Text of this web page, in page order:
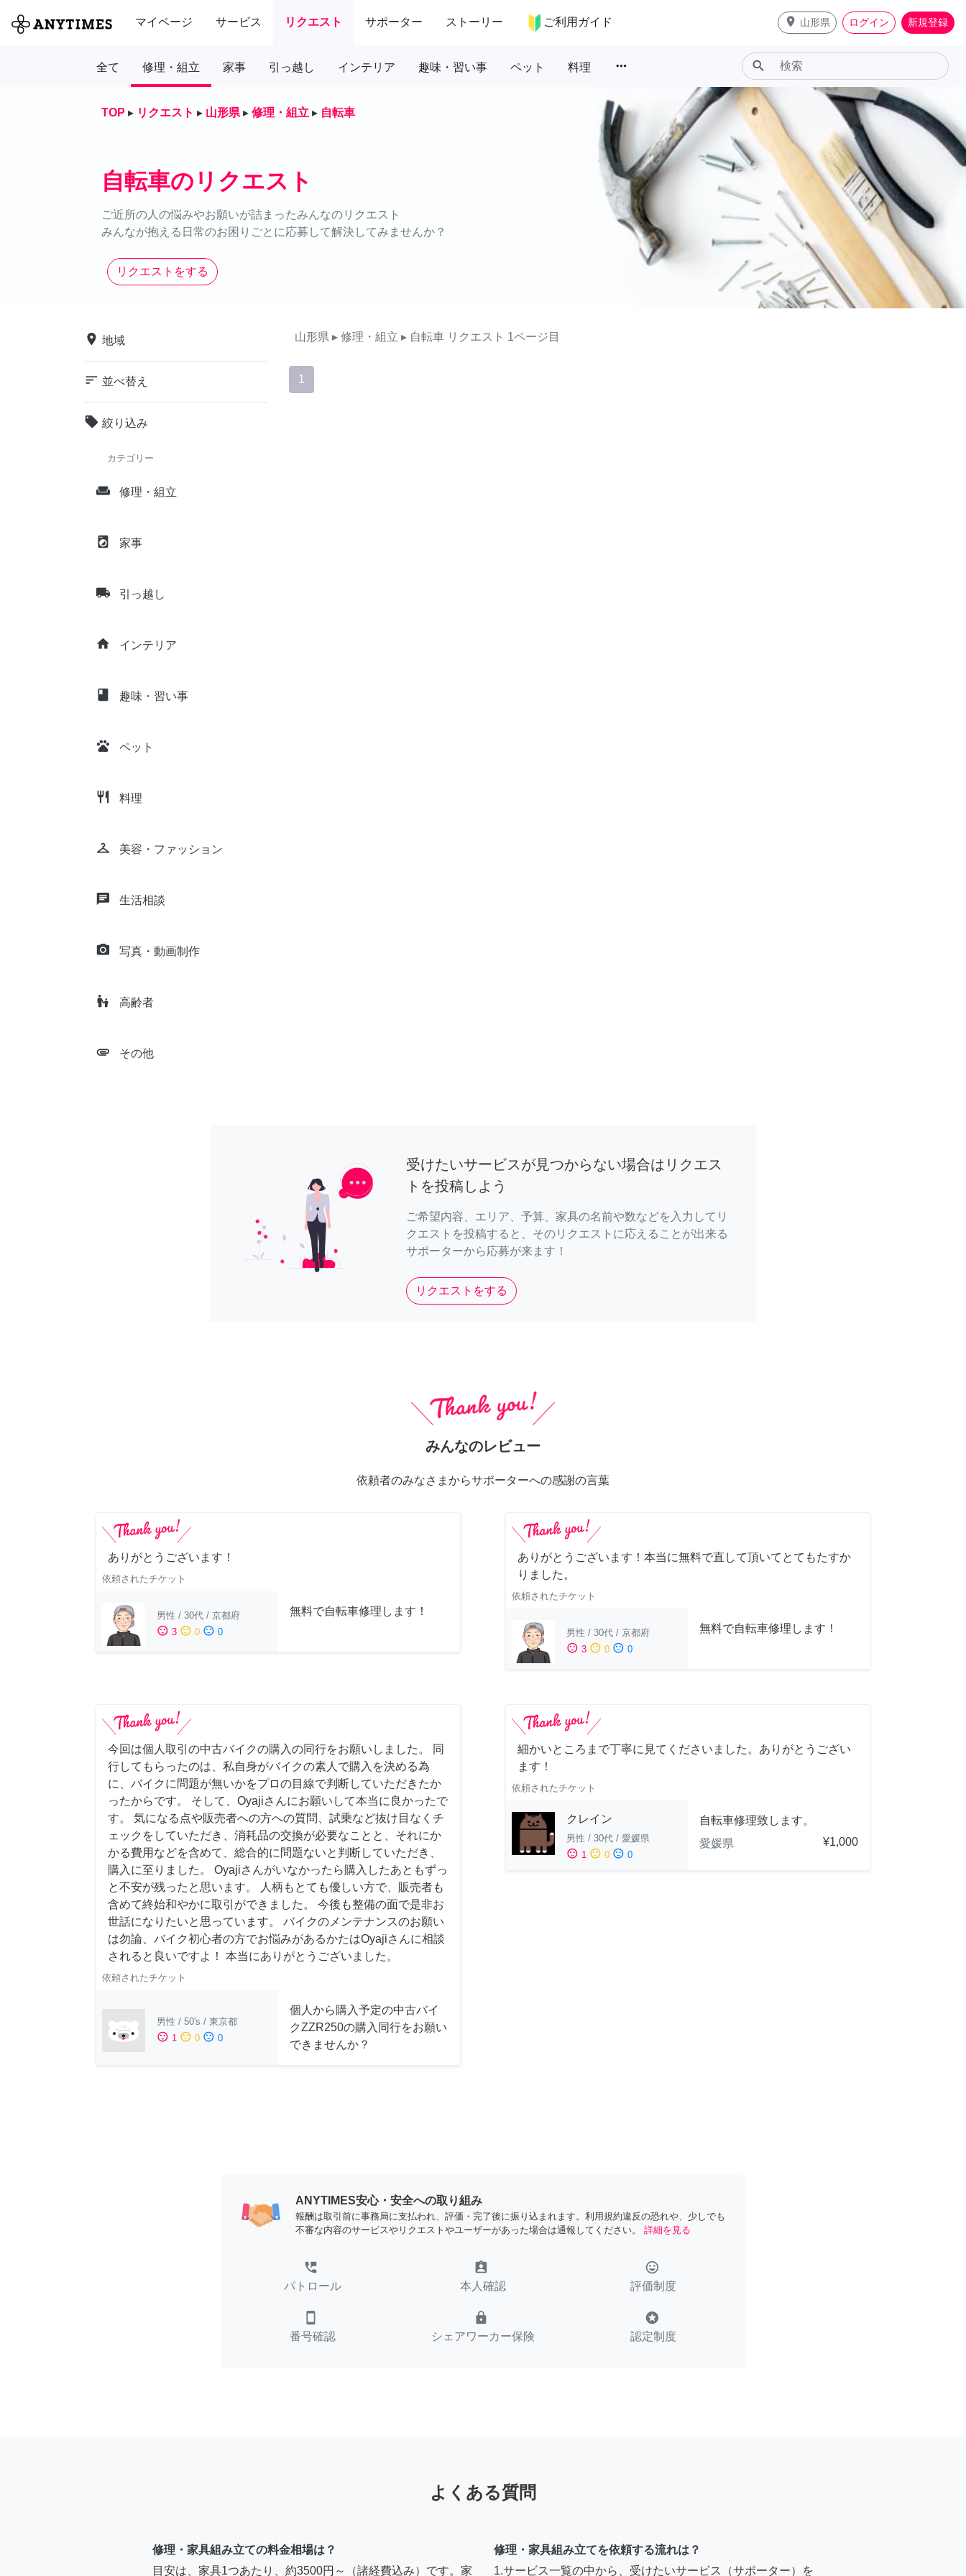
マイページ サービス リクエスト サポーター ストーリー ご利用ガイド place 山形県 ログイン 新規登録
全て 修理・組立 家事 引っ越し インテリア 趣味・習い事 ペット 料理 more_horiz search
TOP ▸ リクエスト ▸ 山形県 ▸ 修理・組立 ▸ 自転車
自転車のリクエスト
ご近所の人の悩みやお願いが詰まったみんなのリクエスト
みんなが抱える日常のお困りごとに応募して解決してみませんか？
リクエストをする
place 地域
sort 並べ替え
local_offer 絞り込み
カテゴリー
weekend 修理・組立
local_laundry_service 家事
local_shipping 引っ越し
home インテリア
class 趣味・習い事
pets ペット
restaurant 料理
checkroom 美容・ファッション
chat 生活相談
camera_alt 写真・動画制作
escalator_warning 高齢者
attachment その他
山形県 ▸ 修理・組立 ▸ 自転車 リクエスト 1ページ目
1
受けたいサービスが見つからない場合はリクエス
トを投稿しよう
ご希望内容、エリア、予算、家具の名前や数などを入力してリ
クエストを投稿すると、そのリクエストに応えることが出来る
サポーターから応募が来ます！
リクエストをする
みんなのレビュー
依頼者のみなさまからサポーターへの感謝の言葉
ありがとうございます！
依頼されたチケット
男性 / 30代 / 京都府
sentiment_satisfied 3 sentiment_neutral 0 sentiment_dissatisfied 0
無料で自転車修理します！
ありがとうございます！本当に無料で直して頂いてとてもたすか
りました。
依頼されたチケット
男性 / 30代 / 京都府
sentiment_satisfied 3 sentiment_neutral 0 sentiment_dissatisfied 0
無料で自転車修理します！
今回は個人取引の中古バイクの購入の同行をお願いしました。 同
行してもらったのは、私自身がバイクの素人で購入を決める為
に、バイクに問題が無いかをプロの目線で判断していただきたか
ったからです。 そして、Oyajiさんにお願いして本当に良かったで
す。 気になる点や販売者への方への質問、試乗など抜け目なくチ
ェックをしていただき、消耗品の交換が必要なことと、それにか
かる費用などを含めて、総合的に問題ないと判断していただき、
購入に至りました。 Oyajiさんがいなかったら購入したあともずっ
と不安が残ったと思います。 人柄もとても優しい方で、販売者も
含めて終始和やかに取引ができました。 今後も整備の面で是非お
世話になりたいと思っています。 バイクのメンテナンスのお願い
は勿論、バイク初心者の方でお悩みがあるかたはOyajiさんに相談
されると良いですよ！ 本当にありがとうございました。
依頼されたチケット
男性 / 50's / 東京都
sentiment_satisfied 1 sentiment_neutral 0 sentiment_dissatisfied 0
個人から購入予定の中古バイ
クZZR250の購入同行をお願い
できませんか？
細かいところまで丁寧に見てくださいました。ありがとうござい
ます！
依頼されたチケット
クレイン
男性 / 30代 / 愛媛県
sentiment_satisfied 1 sentiment_neutral 0 sentiment_dissatisfied 0
自転車修理致します。
愛媛県
¥1,000
ANYTIMES安心・安全への取り組み
報酬は取引前に事務局に支払われ、評価・完了後に振り込まれます。利用規約違反の恐れや、少しでも
不審な内容のサービスやリクエストやユーザーがあった場合は通報してください。
詳細を見る
perm_phone_msg
パトロール
assignment_ind
本人確認
tag_faces
評価制度
smartphone
番号確認
lock
シェアワーカー保険
stars
認定制度
よくある質問
修理・家具組み立ての料金相場は？
目安は、家具1つあたり、約3500円～（諸経費込み）です。家
修理・家具組み立てを依頼する流れは？
1.サービス一覧の中から、受けたいサービス（サポーター）を